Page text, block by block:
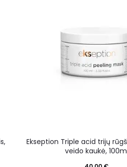
Ekseption Triple acid trijų
veido kaukė,